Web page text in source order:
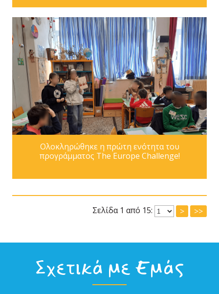
Oλοκληρώθηκε η πρώτη ενότητα του
προγράμματος The Europe Challenge!
Σελίδα 1 από 15: > >>
Σχετικά με Εμάς